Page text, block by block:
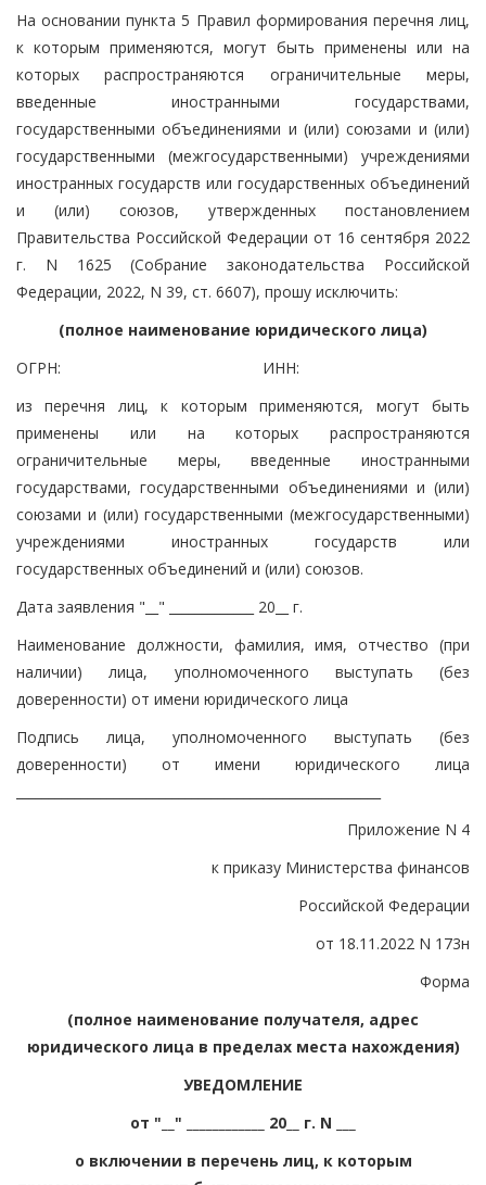
На основании пункта 5 Правил формирования перечня лиц,
к которым применяются, могут быть применены или на
которых распространяются ограничительные меры,
введенные иностранными государствами,
государственными объединениями и (или) союзами и (или)
государственными (межгосударственными) учреждениями
иностранных государств или государственных объединений
и (или) союзов, утвержденных постановлением
Правительства Российской Федерации от 16 сентября 2022
г. N 1625 (Собрание законодательства Российской
Федерации, 2022, N 39, ст. 6607), прошу исключить:
(полное наименование юридического лица)
ОГРН:
ИНН:
из перечня лиц, к которым применяются, могут быть
применены или на которых распространяются
ограничительные меры, введенные иностранными
государствами, государственными объединениями и (или)
союзами и (или) государственными (межгосударственными)
учреждениями иностранных государств или
государственных объединений и (или) союзов.
Дата заявления "__" _____________ 20__ г.
Наименование должности, фамилия, имя, отчество (при
наличии) лица, уполномоченного выступать (без
доверенности) от имени юридического лица
Подпись лица, уполномоченного выступать (без
доверенности) от имени юридического лица
Приложение N 4
к приказу Министерства финансов
Российской Федерации
от 18.11.2022 N 173н
Форма
(полное наименование получателя, адрес
юридического лица в пределах места нахождения)
УВЕДОМЛЕНИЕ
от "__" ____________ 20__ г. N ___
о включении в перечень лиц, к которым